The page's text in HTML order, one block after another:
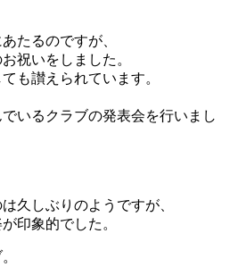
たるのですが、
祝いをしました。
も讃えられています。
いるクラブの発表会を行いまし
久しぶりのようですが、
印象的でした。